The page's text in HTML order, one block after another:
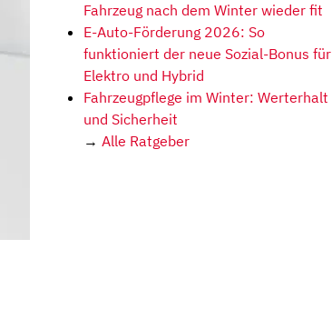
Fahrzeug nach dem Winter wieder fit
E-Auto-Förderung 2026: So
funktioniert der neue Sozial-Bonus für
Elektro und Hybrid
Fahrzeugpflege im Winter: Werterhalt
und Sicherheit
→ Alle Ratgeber